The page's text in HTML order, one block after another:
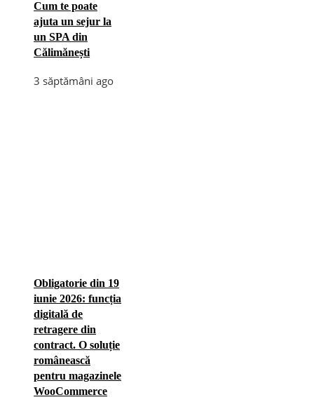
Cum te poate
ajuta un sejur la
un SPA din
Călimănești
3 săptămâni ago
Obligatorie din 19
iunie 2026: funcția
digitală de
retragere din
contract. O soluție
românească
pentru magazinele
WooCommerce